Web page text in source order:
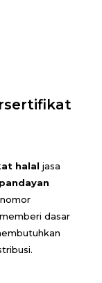
halal jasa
dasar